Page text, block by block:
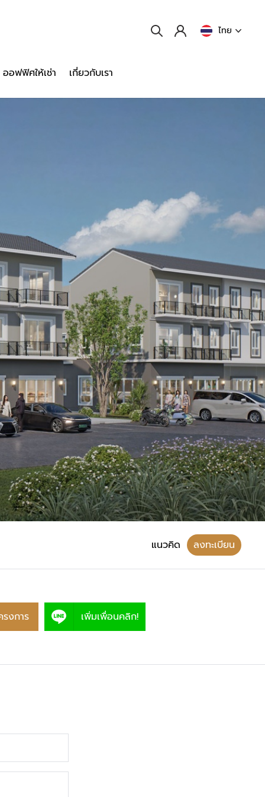
ออฟฟิศให้เช่า เกี่ยวกับเรา
ไทย
แนวคิด ลงทะเบียน
งการ เพิ่มเพื่อนคลิก!